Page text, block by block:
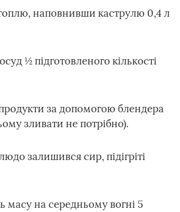
наповнивши каструлю 0,4 л
½ підготовленого кількості
за допомогою блендера
зливати не потрібно).
залишився сир, підігріті
масу на середньому вогні 5